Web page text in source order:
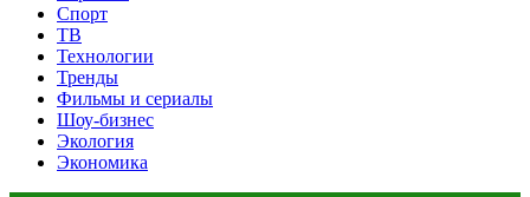
Спорт
ТВ
Технологии
Тренды
Фильмы и сериалы
Шоу-бизнес
Экология
Экономика